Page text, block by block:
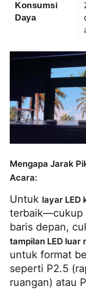
Konsumsi
Daya
Mengapa Jarak
Acara:
Untuk layar LED
terbaik—cukup
baris depan,
tampilan LED luar
untuk format
seperti P2.5
ruangan) atau